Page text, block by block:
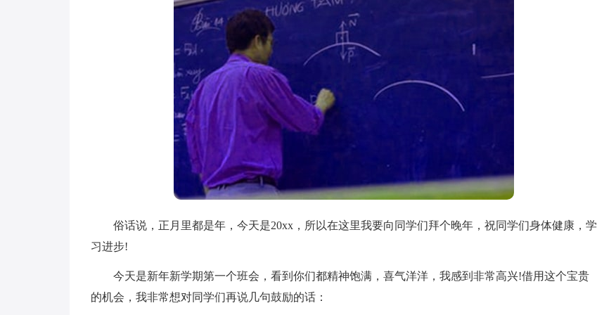
俗话说，正月里都是年，今天是20xx，所以在这里我要向同学们拜个晚年，祝同学们身体健康，学
习进步!
今天是新年新学期第一个班会，看到你们都精神饱满，喜气洋洋，我感到非常高兴!借用这个宝贵
的机会，我非常想对同学们再说几句鼓励的话：